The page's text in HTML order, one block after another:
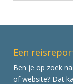
Een
Ben je op zoek
of website? Dat